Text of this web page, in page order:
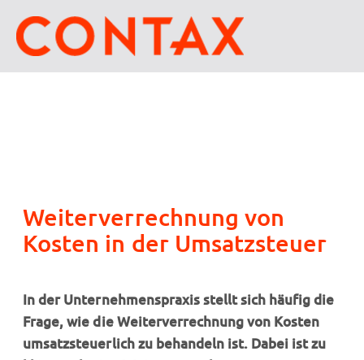
Weiterverrechnung von
Kosten in der Umsatzsteuer
In der Unternehmenspraxis stellt sich häufig die
Frage, wie die Weiterverrechnung von Kosten
umsatzsteuerlich zu behandeln ist. Dabei ist zu